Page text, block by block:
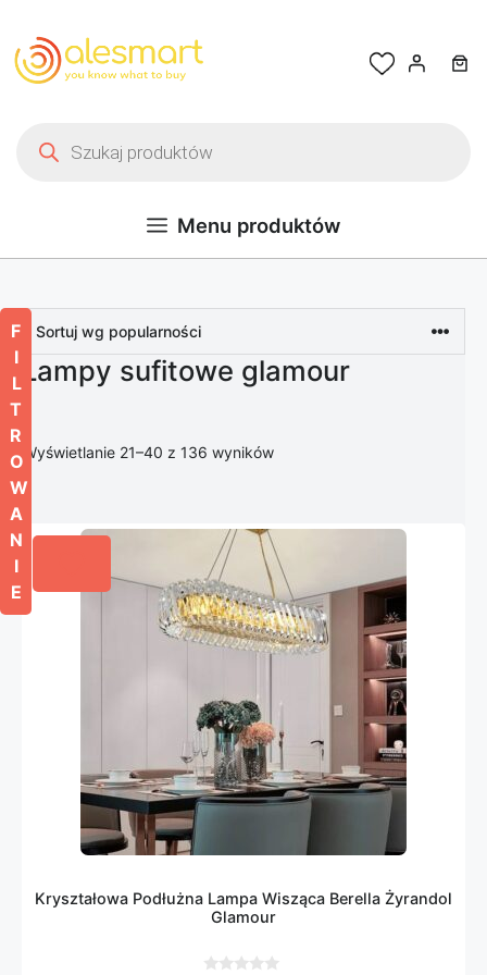
Menu produktów
F
I
L
T
R
O
W
A
N
I
E
Lampy sufitowe glamour
Wyświetlanie 21–40 z 136 wynikówPosortowane według
Kryształowa Podłużna Lampa Wisząca Berella Żyrandol
Glamour